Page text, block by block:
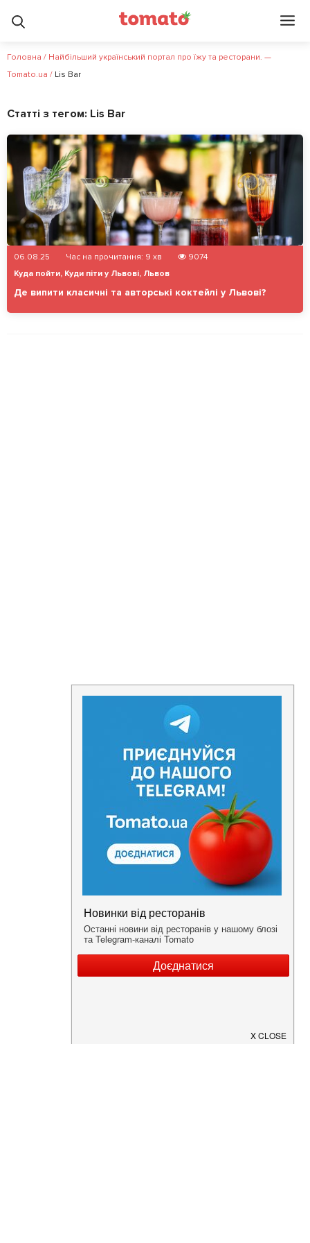
Головна / Найбільший український портал про їжу та ресторани. —
Tomato.ua / Lis Bar
Статті з тегом: Lis Bar
06.08.25 Час на прочитання: 9 хв
9074
Куда пойти, Куди піти у Львові, Львов
Де випити класичні та авторські коктейлі у Львові?